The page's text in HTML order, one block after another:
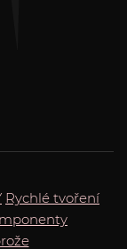
Rychlé tvoření